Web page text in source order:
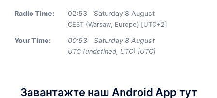
Radio Time: 02:53 Saturday 8 August
CEST (Warsaw, Europe) [UTC+2]
Your Time: 00:53 Saturday 8 August
UTC (undefined, UTC) [UTC]
Завантажте наш Android App тут